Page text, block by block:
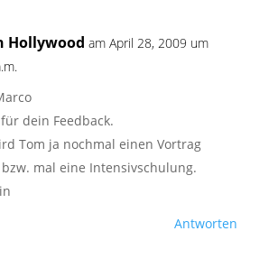
Hollywood am April 28, 2009 um
dein Feedback.
Tom ja nochmal einen Vortrag
mal eine Intensivschulung.
Antworten